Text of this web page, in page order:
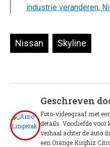
industrie veranderen,
Nissan Skyline
Geschreven
Foto-videograaf met
details. Voorliefde voor
verhaal achter de auto
een Orange Kirghiz